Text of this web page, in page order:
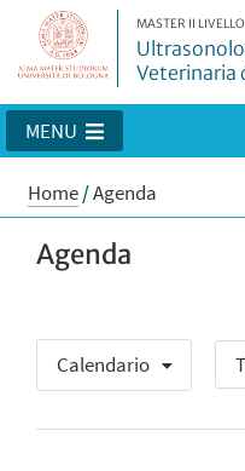
MASTER II LIVELLO
Veterinaria
MENU
Home/Agenda
Agenda
Calendario